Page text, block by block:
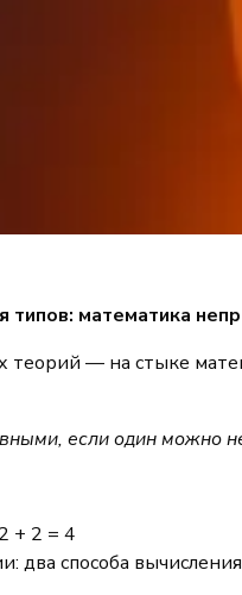
типов: математика
теорий — на стыке
если один можно
+ 2 = 4
два способа